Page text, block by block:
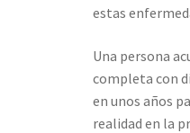
estas
Una persona
completa con
en unos años
realidad en la